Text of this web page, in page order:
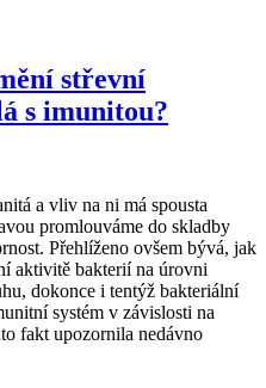
střevní
s imunitou?
a vliv na ni má spousta
promlouváme do skladby
Přehlíženo ovšem bývá, jak
aktivitě bakterií na úrovni
dokonce i tentýž bakteriální
systém v závislosti na
fakt upozornila nedávno